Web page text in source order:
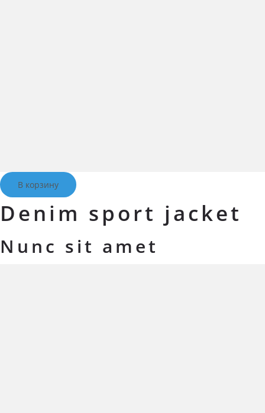
В корзину
Denim sport jacket
Nunc sit amet